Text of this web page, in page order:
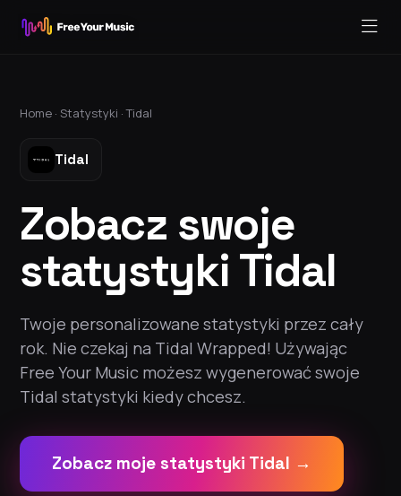
Home · Statystyki ·Tidal
Tidal
Zobacz swoje
statystyki Tidal
Twoje personalizowane statystyki przez cały
rok. Nie czekaj na Tidal Wrapped! Używając
Free Your Music możesz wygenerować swoje
Tidal statystyki kiedy chcesz.
Zobacz moje statystyki Tidal →